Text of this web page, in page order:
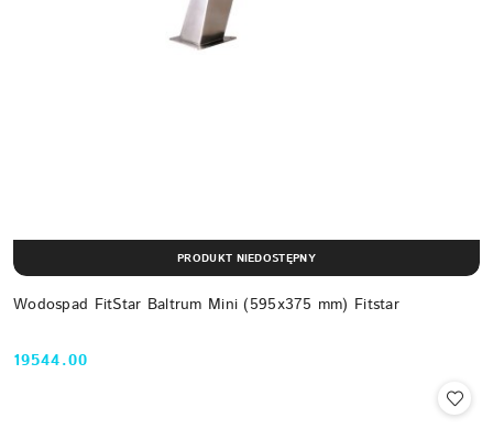
Wodospad FitStar Baltrum Mini (595x375 mm) Fitstar
Cena:
19544.00
PRODUKT NIEDOSTĘPNY